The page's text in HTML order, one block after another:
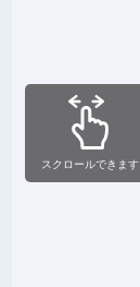
スクロールできます